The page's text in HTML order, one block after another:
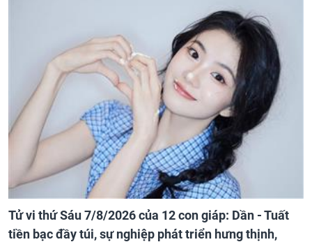
Tử vi thứ Sáu 7/8/2026 của 12 con giáp: Dần - Tuất
tiền bạc đầy túi, sự nghiệp phát triển hưng thịnh,